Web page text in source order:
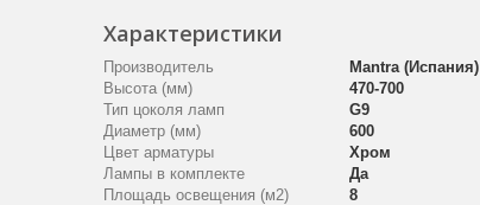
Характеристики
Производитель
Mantra (Испания)
Высота (мм)
470-700
Тип цоколя ламп
G9
Диаметр (мм)
600
Цвет арматуры
Хром
Лампы в комплекте
Да
Площадь освещения (м2)
8